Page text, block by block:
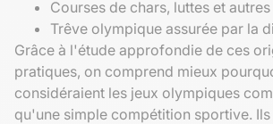
Courses de chars, luttes et
Trêve olympique assurée par la
Grâce à l'étude approfondie de ces
pratiques, on comprend mieux
considéraient les jeux olympiques
qu'une simple compétition sportive.